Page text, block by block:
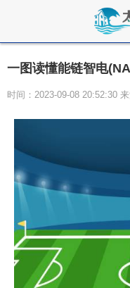
一图读懂能链智电
时间：2023-09-08 20:52:30